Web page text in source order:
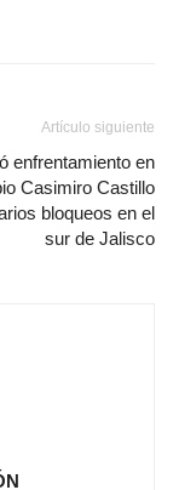
Artículo siguiente
enfrentamiento en
Casimiro Castillo
bloqueos en el
sur de Jalisco